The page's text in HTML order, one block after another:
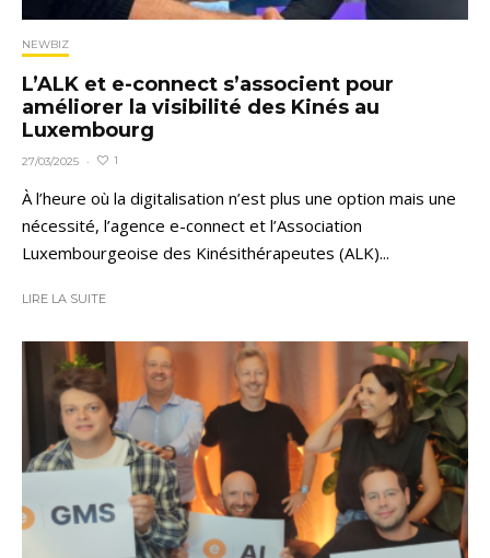
NEWBIZ
L’ALK et e-connect s’associent pour
améliorer la visibilité des Kinés au
Luxembourg
27/03/2025 · 1
À l’heure où la digitalisation n’est plus une option mais une
nécessité, l’agence e-connect et l’Association
Luxembourgeoise des Kinésithérapeutes (ALK)...
LIRE LA SUITE